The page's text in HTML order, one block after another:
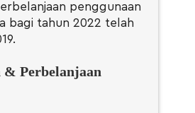
penggunaan
bagi tahun 2022 telah
& Perbelanjaan